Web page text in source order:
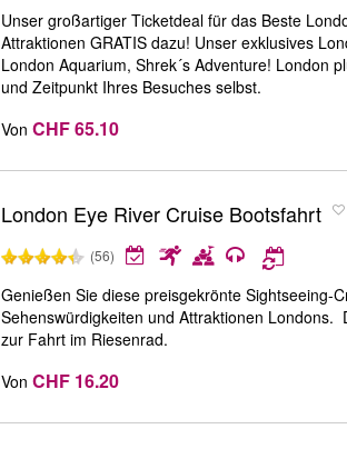
Unser großartiger Ticketdeal für das Beste
Attraktionen GRATIS dazu! Unser exklusives
London Aquarium, Shrek´s Adventure! London
und Zeitpunkt Ihres Besuches selbst.
Von CHF 65.10
London Eye River Cruise Bootsfahrt
(56)
Genießen Sie diese preisgekrönte Sightseeing-
Sehenswürdigkeiten und Attraktionen
zur Fahrt im Riesenrad.
Von CHF 16.20